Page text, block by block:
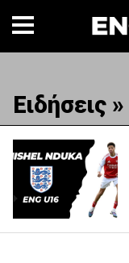
Ειδήσεις »